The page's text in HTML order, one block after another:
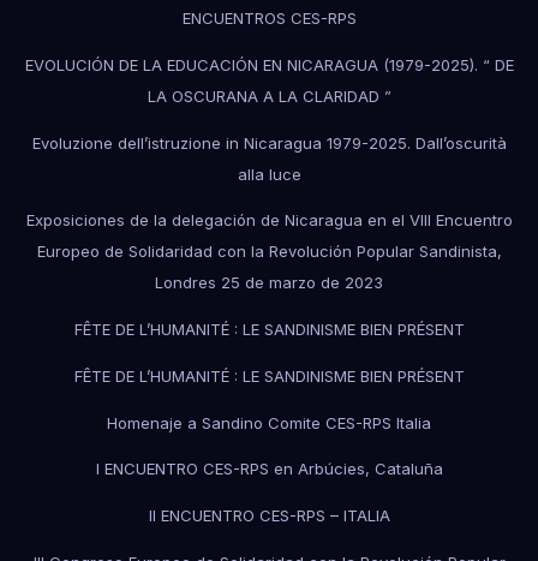
ENCUENTROS CES-RPS
EVOLUCIÓN DE LA EDUCACIÓN EN NICARAGUA (1979-2025). “ DE
LA OSCURANA A LA CLARIDAD ”
Evoluzione dell’istruzione in Nicaragua 1979-2025. Dall’oscurità
alla luce
Exposiciones de la delegación de Nicaragua en el VIII Encuentro
Europeo de Solidaridad con la Revolución Popular Sandinista,
Londres 25 de marzo de 2023
FÊTE DE L’HUMANITÉ : LE SANDINISME BIEN PRÉSENT
FÊTE DE L’HUMANITÉ : LE SANDINISME BIEN PRÉSENT
Homenaje a Sandino Comite CES-RPS Italia
I ENCUENTRO CES-RPS en Arbúcies, Cataluña
II ENCUENTRO CES-RPS – ITALIA